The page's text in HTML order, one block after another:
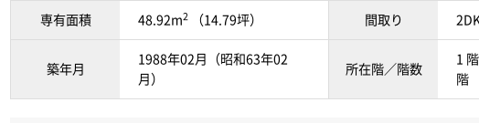
専有面積 48.92m2 （14.79坪） 間取り
築年月
1988年02月（昭和63年02
月）
所在階／階数
1
階